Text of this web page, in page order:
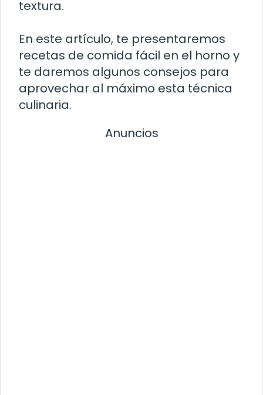
textura.
En este artículo, te presentaremos
recetas de comida fácil en el horno y
te daremos algunos consejos para
aprovechar al máximo esta técnica
culinaria.
Anuncios